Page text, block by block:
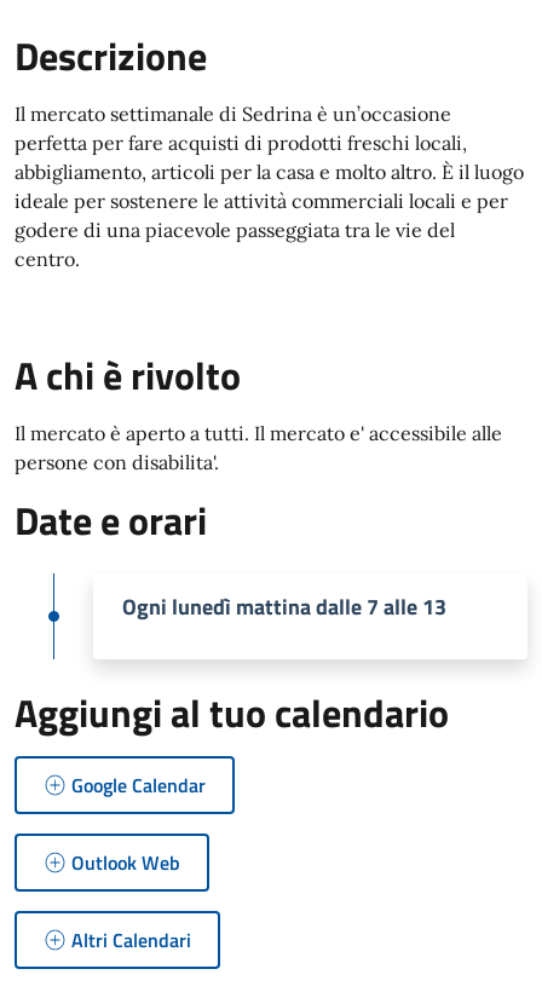
Descrizione
Il mercato settimanale di Sedrina è un’occasione
perfetta per fare acquisti di prodotti freschi locali,
abbigliamento, articoli per la casa e molto altro. È il luogo
ideale per sostenere le attività commerciali locali e per
godere di una piacevole passeggiata tra le vie del
centro.
A chi è rivolto
Il mercato è aperto a tutti. Il mercato e' accessibile alle
persone con disabilita'.
Date e orari
Ogni lunedì mattina dalle 7 alle 13
Aggiungi al tuo calendario
Google Calendar
Outlook Web
Altri Calendari